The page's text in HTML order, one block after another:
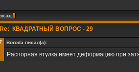
Re: КВАДРАТНЫЙ ВОПРОС - 29
Boroda писал(а):
Распорная втулка имеет деформацию при